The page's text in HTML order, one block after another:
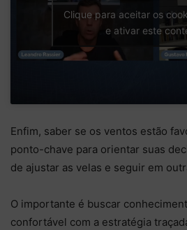
Clique para aceitar os
e ativar este
Enfim, saber se os ventos estão
ponto-chave para orientar suas
de ajustar as velas e seguir em
O importante é buscar
confortável com a estratégia